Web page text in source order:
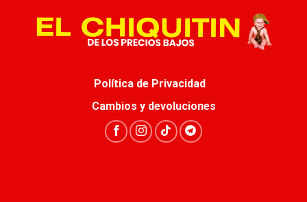
Política de Privacidad
Cambios y devoluciones